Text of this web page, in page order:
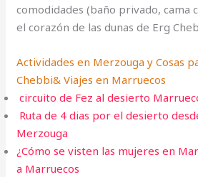
comodidades (baño privado, cama
el corazón de las dunas de Erg
Actividades en Merzouga y Cosas
Chebbi& Viajes en Marruecos
circuito de Fez al desierto
Ruta de 4 dias por el desierto
Merzouga
¿Cómo se visten las mujeres en
a Marruecos